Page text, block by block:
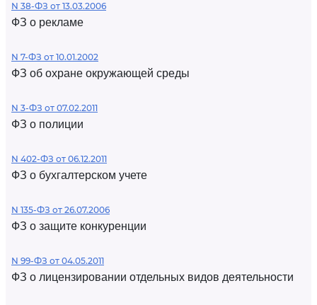
N 38-ФЗ от 13.03.2006
ФЗ о рекламе
N 7-ФЗ от 10.01.2002
ФЗ об охране окружающей среды
N 3-ФЗ от 07.02.2011
ФЗ о полиции
N 402-ФЗ от 06.12.2011
ФЗ о бухгалтерском учете
N 135-ФЗ от 26.07.2006
ФЗ о защите конкуренции
N 99-ФЗ от 04.05.2011
ФЗ о лицензировании отдельных видов деятельности